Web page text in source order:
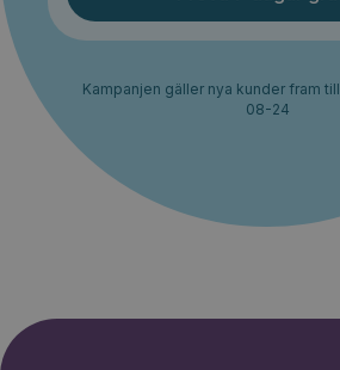
Kampanjen gäller nya kunder fram
08-24